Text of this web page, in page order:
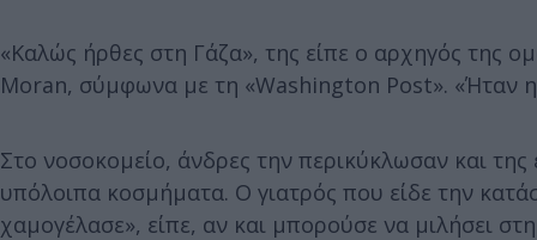
«Καλώς ήρθες στη Γάζα», της είπε ο αρχηγός της
Moran, σύμφωνα με τη «Washington Post». «Ήταν η
Στο νοσοκομείο, άνδρες την περικύκλωσαν και
υπόλοιπα κοσμήματα. Ο γιατρός που είδε την
χαμογέλασε», είπε, αν και μπορούσε να μιλήσει